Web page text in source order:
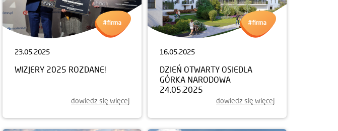
23.05.2025
WIZJERY 2025 ROZDANE!
dowiedz się więcej
16.05.2025
DZIEŃ OTWARTY OSIEDLA
GÓRKA NARODOWA
24.05.2025
dowiedz się więcej